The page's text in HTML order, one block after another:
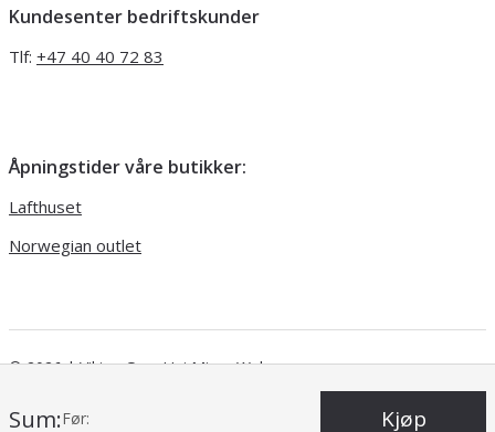
Sum:Før: Kjøp
Kundesenter bedriftskunder
Tlf: +47 40 40 72 83
Åpningstider våre butikker:
Lafthuset
Norwegian outlet
© 2026 | Viking Garn Uni Micro Web